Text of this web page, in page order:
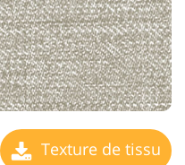
Texture de tissu